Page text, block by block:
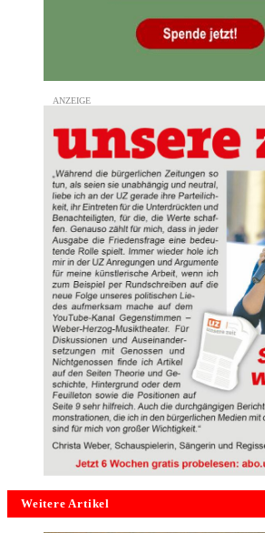
Weitere Artikel